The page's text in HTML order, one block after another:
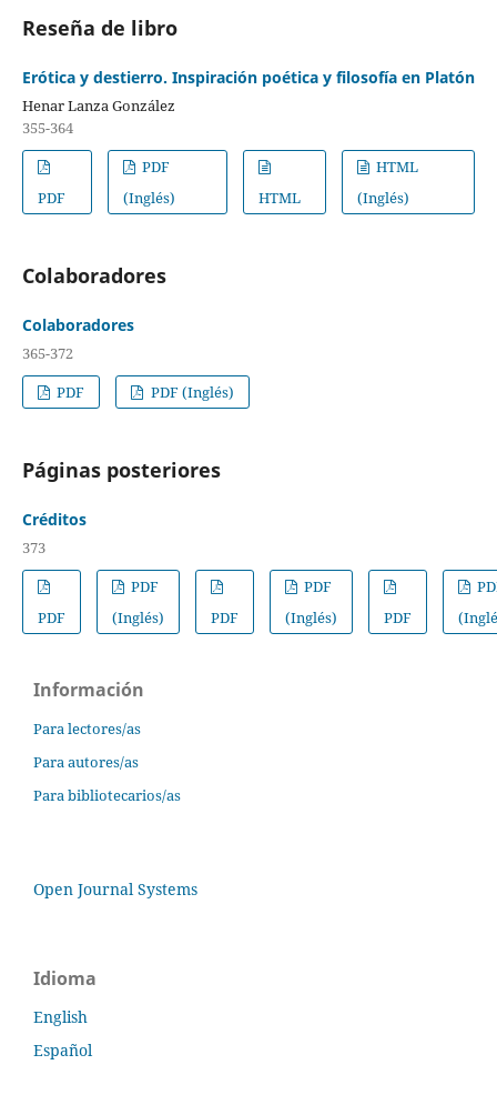
Reseña de libro
Erótica y destierro. Inspiración poética y filosofía en Platón
Henar Lanza González
355-364
PDF
PDF
(Inglés)
HTML
HTML
(Inglés)
Colaboradores
Colaboradores
365-372
PDF
PDF (Inglés)
Páginas posteriores
Créditos
373
PDF
PDF
(Inglés)
PDF
PDF
(Inglés)
PDF
Información
Para lectores/as
Para autores/as
Para bibliotecarios/as
Open Journal Systems
Idioma
English
Español